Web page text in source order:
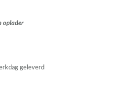
oplader
geleverd